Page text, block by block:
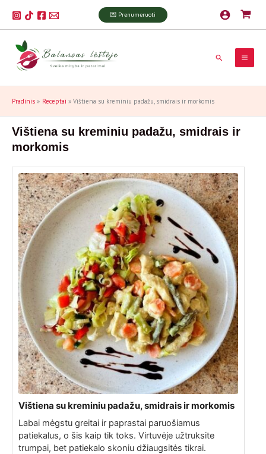
prie
turinio
💌 Prenumeruoti
Paieška
Pradinis Receptai Vištiena su kreminiu padažu, smidrais ir morkomis
Vištiena su kreminiu padažu, smidrais ir
morkomis
Vištiena su kreminiu padažu, smidrais ir morkomis
Labai mėgstu greitai ir paprastai paruošiamus
patiekalus, o šis kaip tik toks. Virtuvėje užtruksite
trumpai, bet patiekalo skoniu džiaugsitės tikrai.
P
i
e